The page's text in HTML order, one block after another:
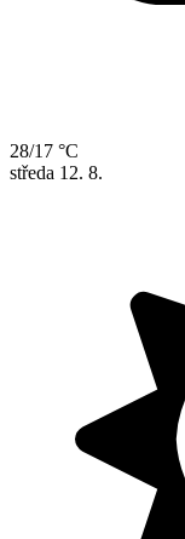
28/17 °C
středa 12. 8.